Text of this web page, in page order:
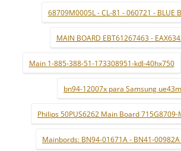
68709M0005L - CL-81 - 060721 - BLUE
MAIN BOARD EBT61267463 -
Main 1-885-388-51-173308951-kdl-40hx750
bn94-12007x para Samsung
Philips 50PUS6262 Main Board 715G8709-
Mainbords: BN94-01671A - BN41-00982A